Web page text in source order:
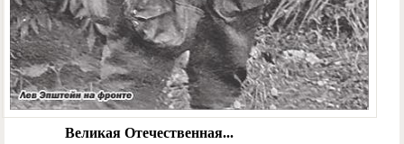
Великая Отечественная...